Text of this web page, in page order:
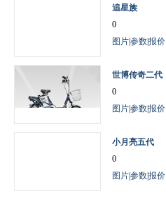
追星族
0
图片参数报价
世博传奇二代
0
图片参数报价
小月亮五代
0
图片参数报价